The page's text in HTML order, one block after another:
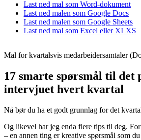
Last ned mal som Word-dokument
Last ned malen som Google Docs
Last ned malen som Google Sheets
Last ned mal som Excel eller XLXS
Mal for kvartalsvis medarbeidersamtaler
17 smarte spørsmål til det
intervjuet hvert kvartal
Nå bør du ha et godt grunnlag for det
Og likevel har jeg enda flere tips til deg.
– en annen ting er kreative spørsmål som